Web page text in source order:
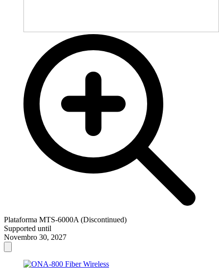
Plataforma MTS-6000A (Discontinued)
Supported until
Novembro 30, 2027